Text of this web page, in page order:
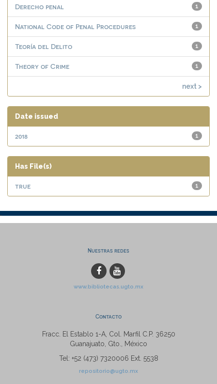
1
Derecho penal
1
National Code of Penal Procedures
1
Teoría del Delito
1
Theory of Crime
next >
Date issued
1
2018
Has File(s)
1
true
Nuestras redes
www.bibliotecas.ugto.mx
Contacto
Fracc. El Establo 1-A, Col. Marfil C.P. 36250
Guanajuato, Gto., México
Tel: +52 (473) 7320006 Ext. 5538
repositorio@ugto.mx